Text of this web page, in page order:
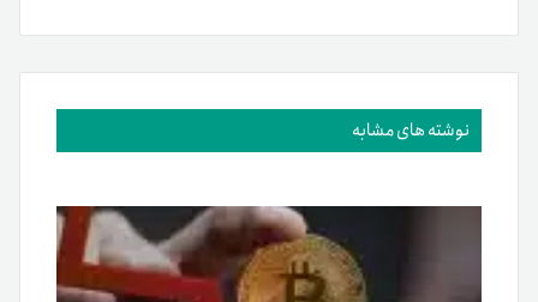
نوشته های مشابه